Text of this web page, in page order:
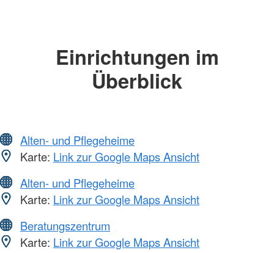
Einrichtungen im
Überblick
Alten- und Pflegeheime
Karte: Link zur Google Maps Ansicht
Alten- und Pflegeheime
Karte: Link zur Google Maps Ansicht
Beratungszentrum
Karte: Link zur Google Maps Ansicht